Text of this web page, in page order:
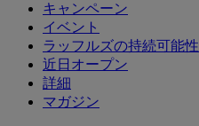
キャンペーン
イベント
ラッフルズの持続可能性
近日オープン
詳細
マガジン